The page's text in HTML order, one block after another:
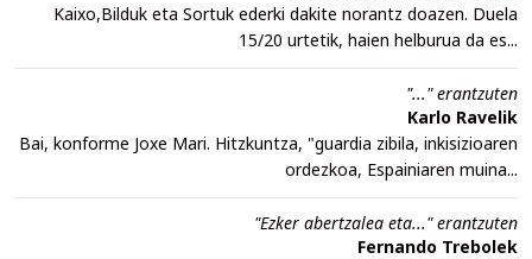
Kaixo,Bilduk eta Sortuk ederki dakite norantz doazen. Duela
15/20 urtetik, haien helburua da es...
"..." erantzuten
Karlo Ravelik
Bai, konforme Joxe Mari. Hitzkuntza, "guardia zibila, inkisizioaren
ordezkoa, Espainiaren muina...
"Ezker abertzalea eta..." erantzuten
Fernando Trebolek